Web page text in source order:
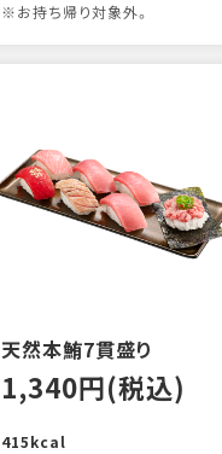
※お持ち帰り対象外。
天然本鮪7貫盛り
1,340円(税込)
415kcal